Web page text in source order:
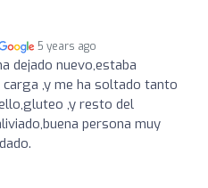
5 years ago
dejado nuevo,estaba
,y me ha soltado tanto
,y resto del
persona muy